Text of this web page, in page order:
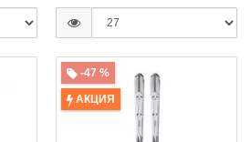
-47 %
АКЦИЯ